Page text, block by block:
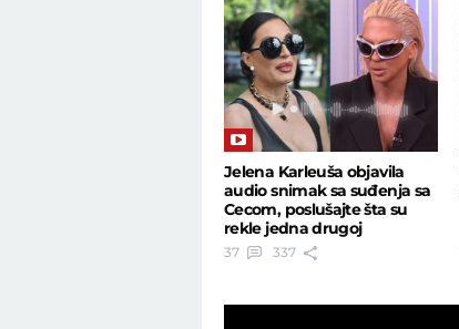
Jelena Karleuša objavila
audio snimak sa suđenja sa
Cecom, poslušajte šta su
rekle jedna drugoj
37 337